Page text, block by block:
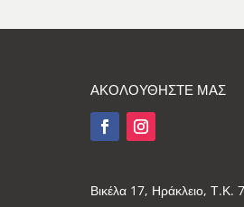
ΑΚΟΛΟΥΘΗΣΤΕ ΜΑΣ
Βικέλα 17, Ηράκλειο, Τ.Κ.